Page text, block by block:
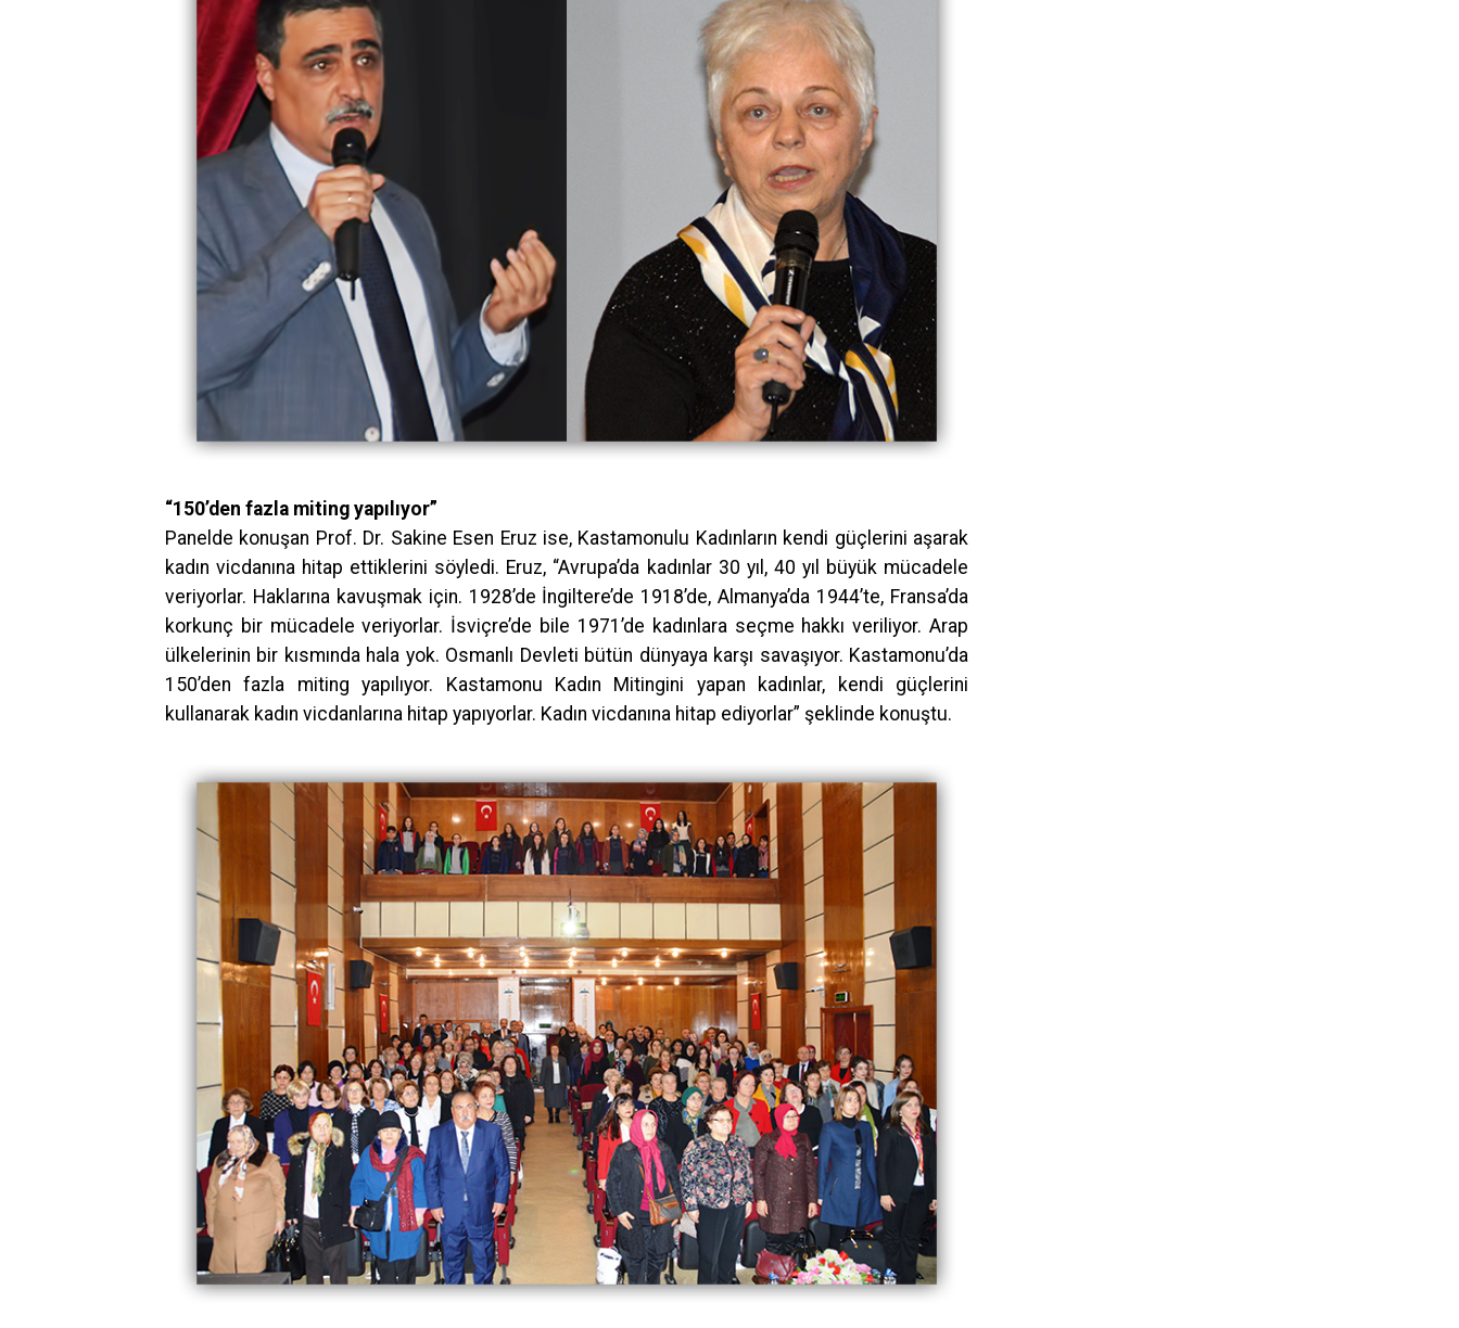
“150’den fazla miting yapılıyor”
Panelde konuşan Prof. Dr. Sakine Esen Eruz ise, Kastamonulu Kadınların kendi güçlerini aşarak
kadın vicdanına hitap ettiklerini söyledi. Eruz, “Avrupa’da kadınlar 30 yıl, 40 yıl büyük mücadele
veriyorlar. Haklarına kavuşmak için. 1928’de İngiltere’de 1918’de, Almanya’da 1944’te, Fransa’da
korkunç bir mücadele veriyorlar. İsviçre’de bile 1971’de kadınlara seçme hakkı veriliyor. Arap
ülkelerinin bir kısmında hala yok. Osmanlı Devleti bütün dünyaya karşı savaşıyor. Kastamonu’da
150’den fazla miting yapılıyor. Kastamonu Kadın Mitingini yapan kadınlar, kendi güçlerini
kullanarak kadın vicdanlarına hitap yapıyorlar. Kadın vicdanına hitap ediyorlar” şeklinde konuştu.